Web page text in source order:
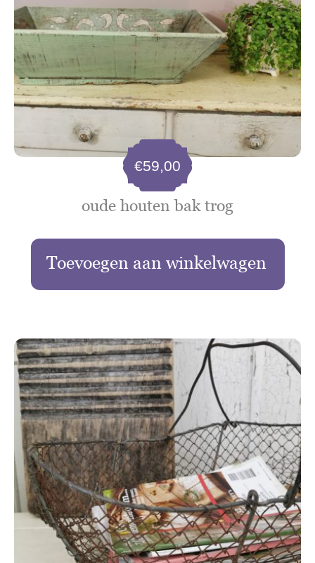
oude houten bak trog
€59,00
Toevoegen aan winkelwagen